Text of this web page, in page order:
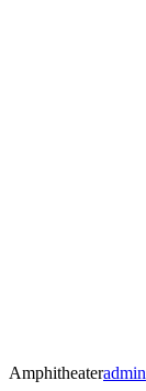
Amphitheateradmin